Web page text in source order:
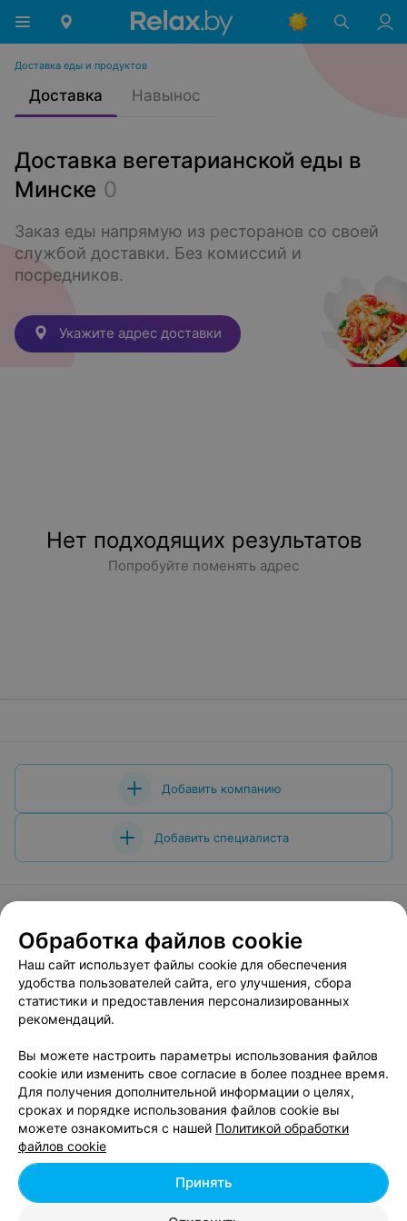
Доставка еды и продуктов
Доставка Навынос
Доставка вегетарианской еды в
Минске 0
Заказ еды напрямую из ресторанов со своей
службой доставки. Без комиссий и
посредников.
Укажите адрес доставки
Нет подходящих результатов
Попробуйте поменять адрес
Добавить компанию
Добавить специалиста
О проекте Новости проекта
Размещение рекламы
Вакансии
Публичный договор
Способы оплаты
Публичный договор по использованию сервиса
Написать в поддержку
Связаться по вопросам сотрудничества
Написать руководителю relax.by
Обработка файлов cookie
Наш сайт использует файлы cookie для обеспечения
удобства пользователей сайта, его улучшения, сбора
статистики и предоставления персонализированных
рекомендаций.
Вы можете настроить параметры использования файлов
cookie или изменить свое согласие в более позднее время.
Для получения дополнительной информации о целях,
сроках и порядке использования файлов cookie вы
можете ознакомиться с нашей Политикой обработки
файлов cookie
Принять